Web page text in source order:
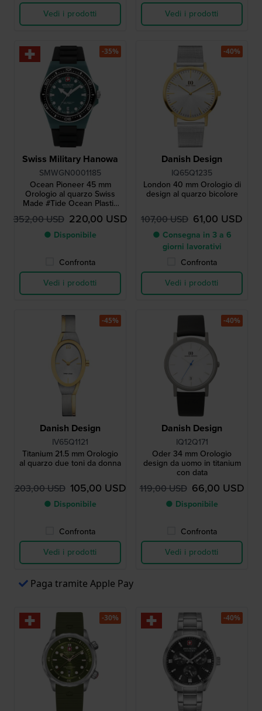
Vedi i prodotti
Vedi i prodotti
Swiss Military Hanowa
SMWGN0001185
Ocean Pioneer 45 mm
Orologio al quarzo Swiss
Made #Tide Ocean Plastic
con data
352,00 USD 220,00 USD
● Disponibile
Confronta
Vedi i prodotti
-35%
Danish Design
IQ65Q1235
London 40 mm Orologio di
design al quarzo bicolore
107,00 USD 61,00 USD
● Consegna in 3 a 6
giorni lavorativi
Confronta
Vedi i prodotti
-40%
Danish Design
IV65Q1121
Titanium 21.5 mm Orologio
al quarzo due toni da donna
203,00 USD 105,00 USD
● Disponibile
Confronta
Vedi i prodotti
-45%
Danish Design
IQ12Q171
Oder 34 mm Orologio
design da uomo in titanium
con data
119,00 USD 66,00 USD
● Disponibile
Confronta
Vedi i prodotti
-40%
Paga tramite Apple Pay
-30% -40%